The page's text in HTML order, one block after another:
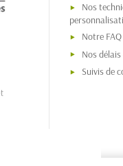
Nos
Notre
Nos
Suivis de